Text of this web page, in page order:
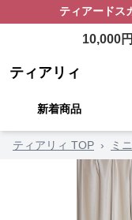
ティアードス
10,000
ティアリィ
新着商品
ティアリィ TOP › ミ